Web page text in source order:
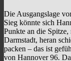
Die Ausgangslage
Sieg könnte sich
Punkte an die
Darmstadt, heran
packen – das ist
von Hannover 96.